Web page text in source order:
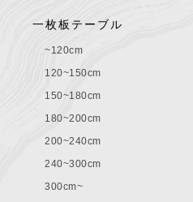
一枚板テーブル
~120cm
120~150cm
150~180cm
180~200cm
200~240cm
240~300cm
300cm~